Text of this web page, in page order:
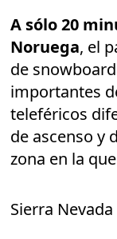
A sólo 20
Noruega, el
de
importantes
teleféricos
de ascenso y
zona en la
Sierra